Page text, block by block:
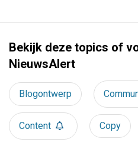
Bekijk deze topics of
NieuwsAlert
Blogontwerp
Content Copy